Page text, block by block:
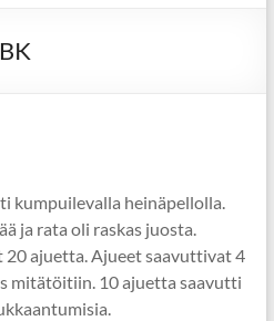
kumpuilevalla heinäpellolla.
ja rata oli raskas juosta.
ajuetta. Ajueet saavuttivat 4
mitätöitiin. 10 ajuetta saavutti